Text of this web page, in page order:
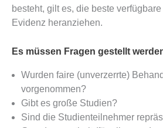
besteht, gilt es, die beste
Evidenz heranziehen.
Es müssen Fragen gestellt
Wurden faire (unverzerrte)
vorgenommen?
Gibt es große Studien?
Sind die Studienteilnehmer